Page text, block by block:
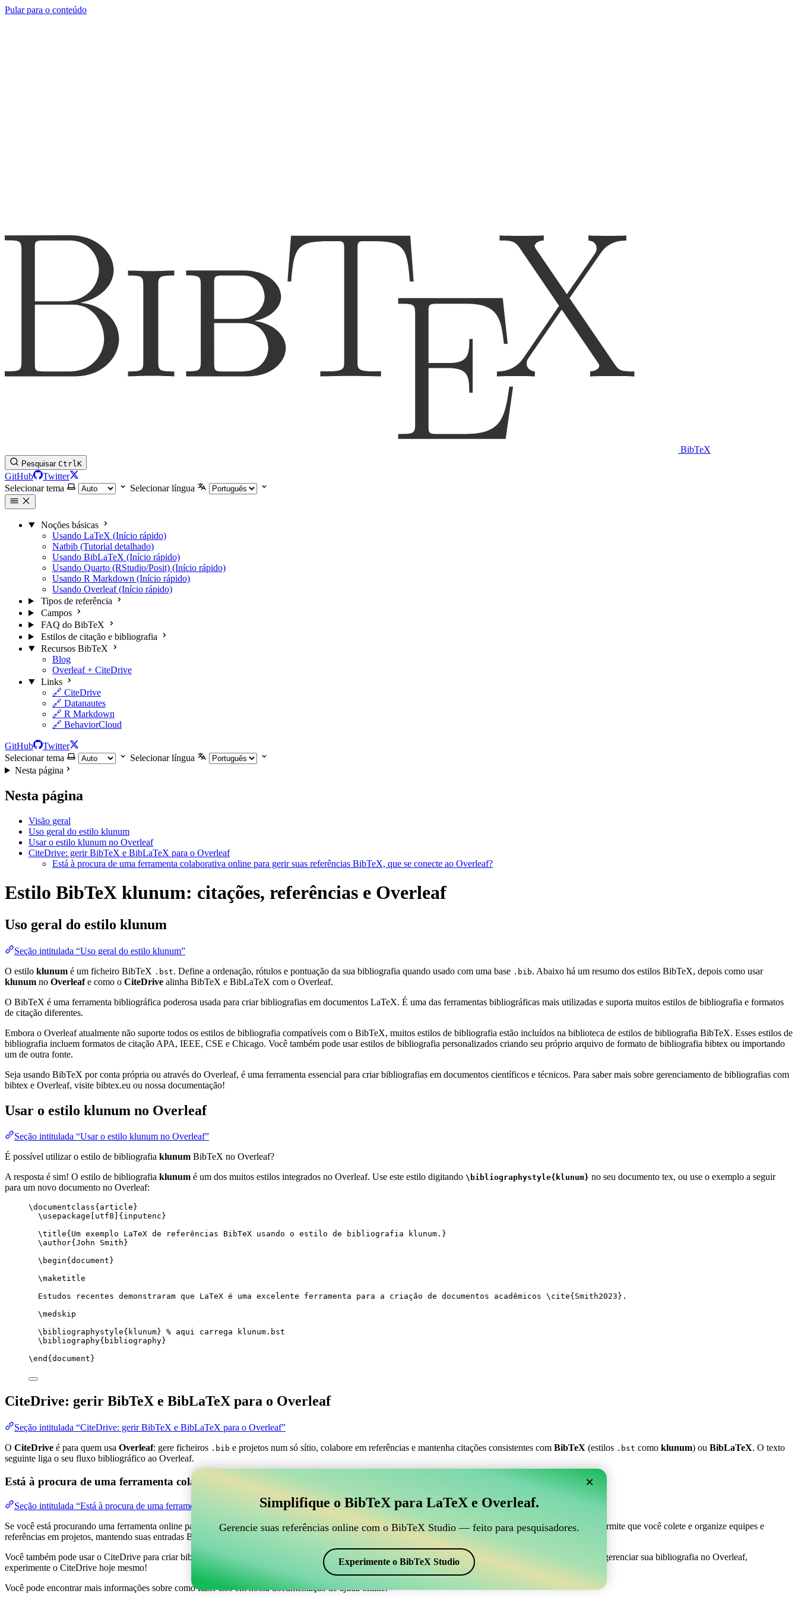
Pular para o conteúdo
BibTeX
Pesquisar CtrlK
GitHub
Twitter
Selecionar tema
Selecionar língua
Noções básicas
Usando LaTeX (Início rápido)
Natbib (Tutorial detalhado)
Usando BibLaTeX (Início rápido)
Usando Quarto (RStudio/Posit) (Início rápido)
Usando R Markdown (Início rápido)
Usando Overleaf (Início rápido)
Tipos de referência
Campos
FAQ do BibTeX
Estilos de citação e bibliografia
Recursos BibTeX
Blog
Overleaf + CiteDrive
Links
🔗 CiteDrive
🔗 Datanautes
🔗 R Markdown
🔗 BehaviorCloud
GitHub
Twitter
Selecionar tema
Selecionar língua
Nesta página
Nesta página
Visão geral
Uso geral do estilo klunum
Usar o estilo klunum no Overleaf
CiteDrive: gerir BibTeX e BibLaTeX para o Overleaf
Está à procura de uma ferramenta colaborativa online para gerir suas referências BibTeX, que se conecte ao Overleaf?
Estilo BibTeX klunum: citações, referências e Overleaf
Uso geral do estilo klunum
Seção intitulada “Uso geral do estilo klunum”
O estilo klunum é um ficheiro BibTeX .bst. Define a ordenação, rótulos e pontuação da sua bibliografia quando usado com uma base .bib. Abaixo há um resumo dos estilos BibTeX, depois como usar
klunum no Overleafe como o CiteDrive alinha BibTeX e BibLaTeX com o Overleaf.
O BibTeX é uma ferramenta bibliográfica poderosa usada para criar bibliografias em documentos LaTeX. É uma das ferramentas bibliográficas mais utilizadas e suporta muitos estilos de bibliografia e formatos
de citação diferentes.
Embora o Overleaf atualmente não suporte todos os estilos de bibliografia compatíveis com o BibTeX, muitos estilos de bibliografia estão incluídos na biblioteca de estilos de bibliografia BibTeX. Esses estilos de
bibliografia incluem formatos de citação APA, IEEE, CSE e Chicago. Você também pode usar estilos de bibliografia personalizados criando seu próprio arquivo de formato de bibliografia bibtex ou importando
um de outra fonte.
Seja usando BibTeX por conta própria ou através do Overleaf, é uma ferramenta essencial para criar bibliografias em documentos científicos e técnicos. Para saber mais sobre gerenciamento de bibliografias com
bibtex e Overleaf, visite bibtex.eu ou nossa documentação!
Usar o estilo klunum no Overleaf
Seção intitulada “Usar o estilo klunum no Overleaf”
É possível utilizar o estilo de bibliografia klunum BibTeX no Overleaf?
A resposta é sim! O estilo de bibliografia klunum é um dos muitos estilos integrados no Overleaf. Use este estilo digitando \bibliographystyle{klunum} no seu documento tex, ou use o exemplo a seguir
para um novo documento no Overleaf:
\documentclass{ article }
\usepackage
utf8 ]{ inputenc }
\title{Um exemplo LaTeX de referências BibTeX usando o estilo de bibliografia klunum.}
\author{John Smith}
\begin{ document }
\maketitle
Estudos recentes demonstraram que LaTeX é uma excelente ferramenta para a criação de documentos acadêmicos \cite{ Smith2023 }.
\medskip
\bibliographystyle{klunum} % aqui carrega klunum.bst
\bibliography{bibliography}
\end { document }
CiteDrive: gerir BibTeX e BibLaTeX para o Overleaf
Seção intitulada “CiteDrive: gerir BibTeX e BibLaTeX para o Overleaf”
O CiteDrive é para quem usa Overleaf: gere ficheiros .bib e projetos num só sítio, colabore em referências e mantenha citações consistentes com BibTeX (estilos .bst como klunum) ou BibLaTeX. O texto
seguinte liga o seu fluxo bibliográfico ao Overleaf.
Está à procura de uma ferramenta colaborativa online para gerir suas referências BibTeX, que se conecte ao Overleaf?
Seção intitulada “Está à procura de uma ferramenta colaborativa online para gerir suas referências BibTeX, que se conecte ao Overleaf?”
Se você está procurando uma ferramenta online para ajudar a gerenciar suas referências, citações e bibliografia no Overleaf, o CiteDrive pode ser perfeito! Ele permite que você colete e organize equipes e
referências em projetos, mantendo suas entradas BibTeX atualizadas em seu projeto Overleaf.
Você também pode usar o CiteDrive para criar bibliografias e citações em vários estilos, incluindo klunum. Então, se você está procurando uma maneira fácil de gerenciar sua bibliografia no Overleaf,
experimente o CiteDrive hoje mesmo!
Você pode encontrar mais informações sobre como fazer isso em nossa documentação de ajuda online.
×
Simplifique o BibTeX para LaTeX e Overleaf.
Gerencie suas referências online com o BibTeX Studio — feito para pesquisadores.
Experimente o BibTeX Studio